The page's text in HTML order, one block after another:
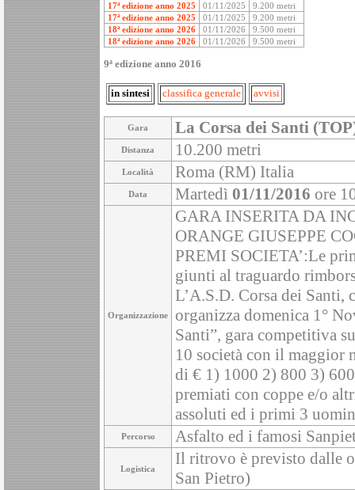
17ª edizione anno 2025
01/11/2025
9.200 metri
17ª edizione anno 2025
01/11/2025
9.200 metri
18ª edizione anno 2026
01/11/2026
9.500 metri
18ª edizione anno 2026
01/11/2026 9.500 metri
9ª edizione anno 2016
in sintesi classifica generale avvisi
Gara La Corsa dei Santi
Distanza 10.200 metri
Località Roma (RM) Italia
Data Martedì 01/11/2016 ore
Organizzazione
GARA INSERITA DA
ORANGE GIUSEPPE
PREMI SOCIETA’:Le
giunti al traguardo
L’A.S.D. Corsa dei Santi,
organizza domenica 1°
Santi”, gara competitiva
10 società con il maggior
di € 1) 1000 2) 800 3)
premiati con coppe e/o
assoluti ed i primi 3
Percorso Asfalto ed i famosi
Logistica
Il ritrovo è previsto dalle
San Pietro)